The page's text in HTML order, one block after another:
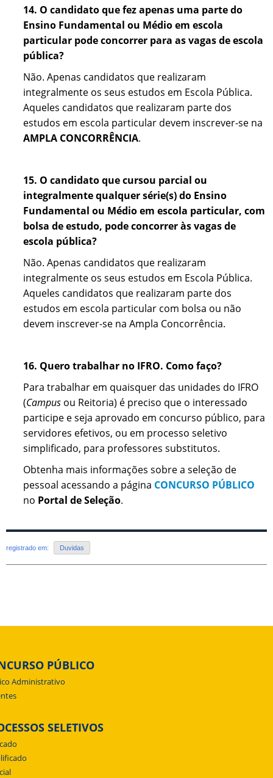
14. O candidato que fez apenas uma parte do
Ensino Fundamental ou Médio em escola
particular pode concorrer para as vagas de escola
pública?
Não. Apenas candidatos que realizaram
integralmente os seus estudos em Escola Pública.
Aqueles candidatos que realizaram parte dos
estudos em escola particular devem inscrever-se na
AMPLA CONCORRÊNCIA.
15. O candidato que cursou parcial ou
integralmente qualquer série(s) do Ensino
Fundamental ou Médio em escola particular, com
bolsa de estudo, pode concorrer às vagas de
escola pública?
Não. Apenas candidatos que realizaram
integralmente os seus estudos em Escola Pública.
Aqueles candidatos que realizaram parte dos
estudos em escola particular com bolsa ou não
devem inscrever-se na Ampla Concorrência.
16. Quero trabalhar no IFRO. Como faço?
Para trabalhar em quaisquer das unidades do IFRO
(Campus ou Reitoria) é preciso que o interessado
participe e seja aprovado em concurso público, para
servidores efetivos, ou em processo seletivo
simplificado, para professores substitutos.
Obtenha mais informações sobre a seleção de
pessoal acessando a página CONCURSO PÚBLICO
no Portal de Seleção.
registrado em: Duvidas
PÚBLICO
Administrativo
SELETIVOS